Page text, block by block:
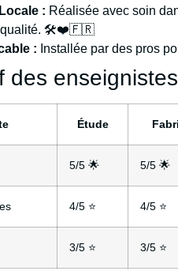
: Réalisée avec soin
qualité. 🛠️❤️🇫🇷
: Installée par des pros
des
Étude
5/5 🌟 5/5 🌟
4/5 ⭐ 4/5 ⭐
3/5 ⭐ 3/5 ⭐